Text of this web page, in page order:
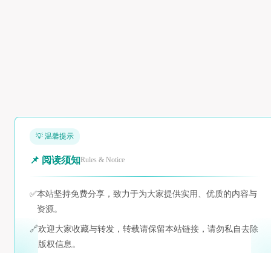
💡 温馨提示
📌 阅读须知Rules & Notice
✅本站坚持免费分享，致力于为大家提供实用、优质的内容与
资源。
🔗欢迎大家收藏与转发，转载请保留本站链接，请勿私自去除
版权信息。